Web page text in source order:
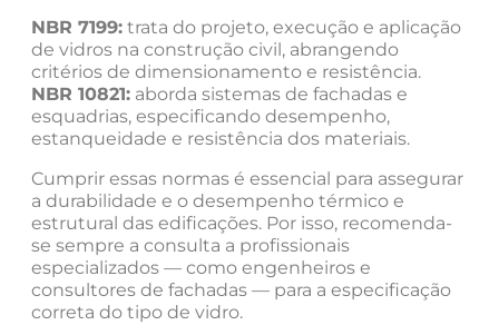
NBR 7199: trata do projeto, execução e aplicação
de vidros na construção civil, abrangendo
critérios de dimensionamento e resistência.
NBR 10821: aborda sistemas de fachadas e
esquadrias, especificando desempenho,
estanqueidade e resistência dos materiais.
Cumprir essas normas é essencial para assegurar
a durabilidade e o desempenho térmico e
estrutural das edificações. Por isso, recomenda-
se sempre a consulta a profissionais
especializados — como engenheiros e
consultores de fachadas — para a especificação
correta do tipo de vidro.